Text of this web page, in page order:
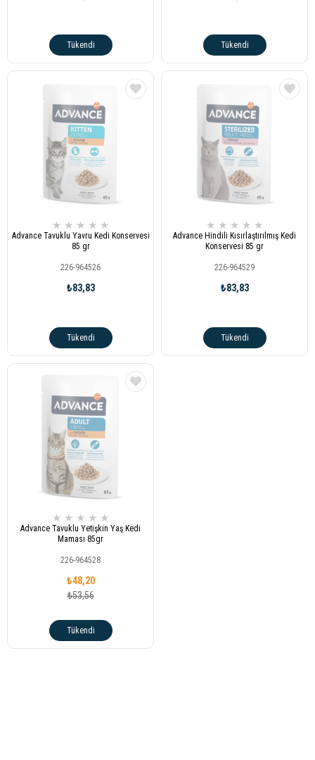
Tükendi Tükendi
Tükendi
★ ★ ★ ★ ★
Advance Tavuklu Yavru Kedi Konservesi
85 gr
226-964526
₺83,83
Tükendi
★ ★ ★ ★ ★
Advance Hindili Kısırlaştırılmış Kedi
Konservesi 85 gr
226-964529
₺83,83
Tükendi
★ ★ ★ ★ ★
Advance Tavuklu Yetişkin Yaş Kedi
Maması 85gr
226-964528
₺48,20
₺53,56